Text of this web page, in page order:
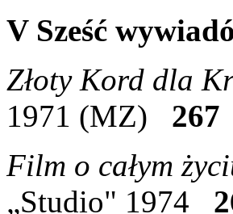
V Sześć
Złoty Kord dla
1971 (MZ)
267
Film o całym
„Studio" 1974